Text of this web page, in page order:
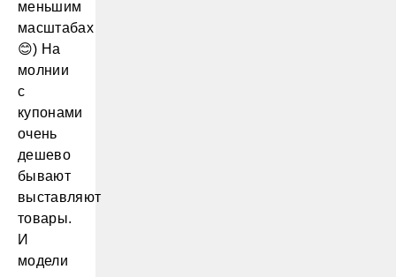
меньшим
масштабах
😊) На
молнии
с
купонами
очень
дешево
бывают
выставляют
товары.
И
модели